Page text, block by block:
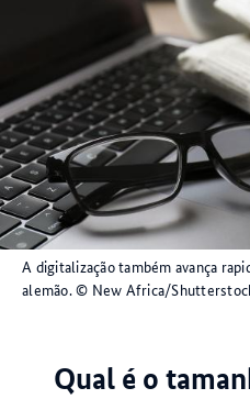
A digitalização também avança
alemão.© New Africa/
Qual é o